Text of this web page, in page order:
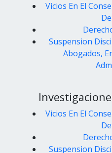
Vicios En El
Suspension
Abogados,
Vicios En El
Suspension